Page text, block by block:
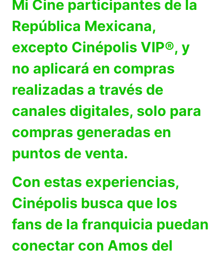
Mi Cine participantes de la
República Mexicana,
excepto Cinépolis VIP®, y
no aplicará en compras
realizadas a través de
canales digitales, solo para
compras generadas en
puntos de venta.
Con estas experiencias,
Cinépolis busca que los
fans de la franquicia puedan
conectar con Amos del